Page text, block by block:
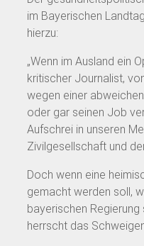
im Bayerischen
hierzu:
„Wenn im Ausland ein
kritischer Journalist,
wegen einer
oder gar seinen Job
Aufschrei in unseren
Zivilgesellschaft und
Doch wenn eine
gemacht werden soll,
bayerischen
herrscht das